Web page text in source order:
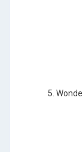
5.